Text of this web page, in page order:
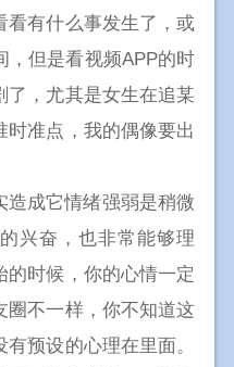
看有什么事发生了，或
，但是看视频APP的时
了，尤其是女生在追某
准点，我的偶像要出
造成它情绪强弱是稍微
兴奋，也非常能够理
时候，你的心情一定
圈不一样，你不知道这
预设的心理在里面。